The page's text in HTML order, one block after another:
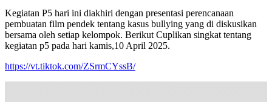
Kegiatan P5 hari ini diakhiri dengan presentasi perencanaan
pembuatan film pendek tentang kasus bullying yang di diskusikan
bersama oleh setiap kelompok. Berikut Cuplikan singkat tentang
kegiatan p5 pada hari kamis,10 April 2025.
https://vt.tiktok.com/ZSrmCYssB/